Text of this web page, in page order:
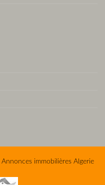
Annonces immobilières Algerie